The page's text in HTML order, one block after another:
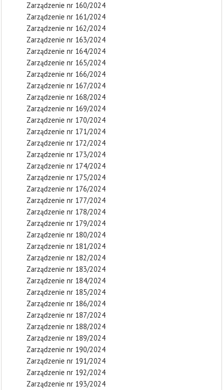
Zarządzenie nr 160/2024
Zarządzenie nr 161/2024
Zarządzenie nr 162/2024
Zarządzenie nr 163/2024
Zarządzenie nr 164/2024
Zarządzenie nr 165/2024
Zarządzenie nr 166/2024
Zarządzenie nr 167/2024
Zarządzenie nr 168/2024
Zarządzenie nr 169/2024
Zarządzenie nr 170/2024
Zarządzenie nr 171/2024
Zarządzenie nr 172/2024
Zarządzenie nr 173/2024
Zarządzenie nr 174/2024
Zarządzenie nr 175/2024
Zarządzenie nr 176/2024
Zarządzenie nr 177/2024
Zarządzenie nr 178/2024
Zarządzenie nr 179/2024
Zarządzenie nr 180/2024
Zarządzenie nr 181/2024
Zarządzenie nr 182/2024
Zarządzenie nr 183/2024
Zarządzenie nr 184/2024
Zarządzenie nr 185/2024
Zarządzenie nr 186/2024
Zarządzenie nr 187/2024
Zarządzenie nr 188/2024
Zarządzenie nr 189/2024
Zarządzenie nr 190/2024
Zarządzenie nr 191/2024
Zarządzenie nr 192/2024
Zarządzenie nr 193/2024